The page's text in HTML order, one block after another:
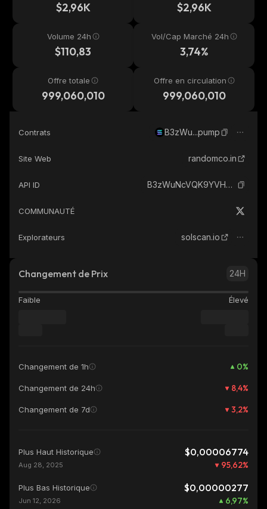
$2,96K $2,96K
Volume 24h
$110,83
Vol/Cap Marché 24h
3,74%
Offre totale
999,060,010
Offre en circulation
999,060,010
Contrats B3zWu...pump
Site Web randomco.in
API ID B3zWuNcVQK9YVHngeDH7UFwsmudWnNhFn89T1AQcpump_solana
COMMUNAUTÉ
Explorateurs solscan.io
Changement de Prix 24H
Faible Élevé
Changement de 1h 0%
Changement de 24h 8,4%
Changement de 7d 3,2%
Plus Haut Historique $0,00006774
Aug 28, 2025 95,62%
Plus Bas Historique $0,00000277
Jun 12, 2026 6,97%